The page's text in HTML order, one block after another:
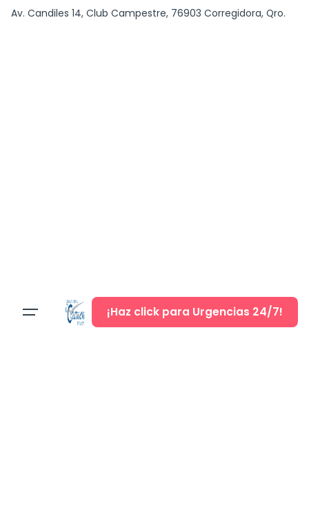
content
Av. Candiles 14, Club Campestre, 76903 Corregidora, Qro.
¡Haz click para Urgencias 24/7!